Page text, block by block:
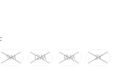
9M 12M 18M 2Y